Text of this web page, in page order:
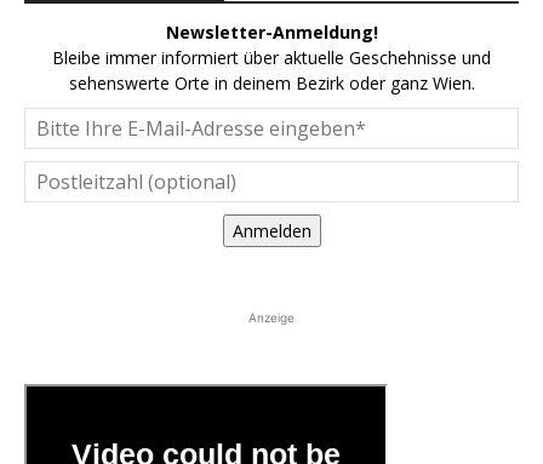
Newsletter-Anmeldung!
Bleibe immer informiert über aktuelle Geschehnisse und
sehenswerte Orte in deinem Bezirk oder ganz Wien.
Anmelden
Anzeige